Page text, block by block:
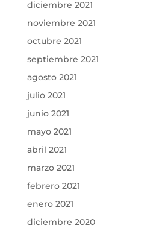
diciembre 2021
noviembre 2021
octubre 2021
septiembre 2021
agosto 2021
julio 2021
junio 2021
mayo 2021
abril 2021
marzo 2021
febrero 2021
enero 2021
diciembre 2020